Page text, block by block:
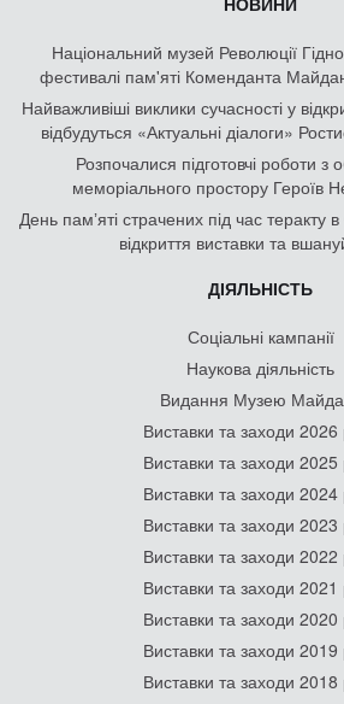
Національний музей Революції
фестивалі пам'яті Коменданта
Найважливіші виклики сучасності у
відбудуться «Актуальні діалоги»
Розпочалися підготовчі роботи з
меморіального простору Героїв
День памʼяті страчених під час теракту
відкриття виставки та
ДІЯЛЬНІСТЬ
Соціальні кампанії
Наукова діяльність
Видання Музею
Виставки та заходи 2026
Виставки та заходи 2025
Виставки та заходи 2024
Виставки та заходи 2023
Виставки та заходи 2022
Виставки та заходи 2021
Виставки та заходи 2020
Виставки та заходи 2019
Виставки та заходи 2018